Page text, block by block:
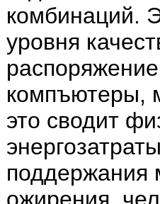
комбинаций.
уровня
компъютеры,
это сводит
поддержания